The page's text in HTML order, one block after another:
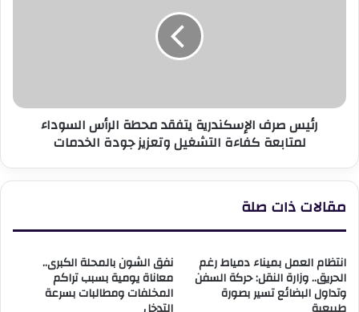
كفاءة
التشغيلرئيس صرف الإسكندرية يتفقد محطة الرأس السوداء
لمتابعة كفاءة التشغيل وتعزيز جودة الخدمات
مقالات ذات صلة
انتظام العمل بميناء دمياط رغم
الحريق.. وزارة النقل: حركة السفن
وتداول البضائع تسير بصورة
نفق الشون بالمحلة الكبرى..
معاناة يومية بسبب تراكم
المخلفات ومطالبات بسرعة